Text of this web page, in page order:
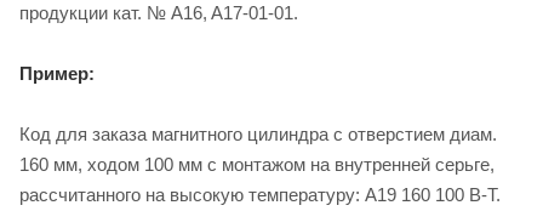
продукции кат. № A16, A17-01-01.
Пример:
Код для заказа магнитного цилиндра с отверстием диам.
160 мм, ходом 100 мм с монтажом на внутренней серьге,
рассчитанного на высокую температуру: A19 160 100 B-T.